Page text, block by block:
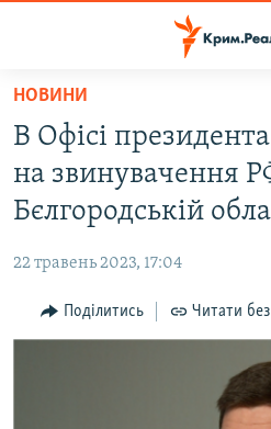
Перейти
основного
матеріалу
Перейти
до
основної
навігації
Перейти
до
НОВИНИ
ВОДА.КРИМ
ВІДЕО ТА ФОТО
БЛОГИ
ПОГЛЯД
НОВИНИ
В Офісі
на звинувачення
Бєлгородській
22 травень 2023, 17:04
Поділитись Читати